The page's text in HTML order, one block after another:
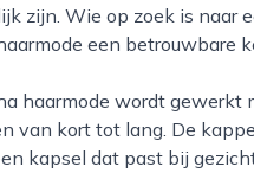
zijn. Wie op zoek is naar
een betrouwbare
van kort tot lang. De
kapsel dat past bij